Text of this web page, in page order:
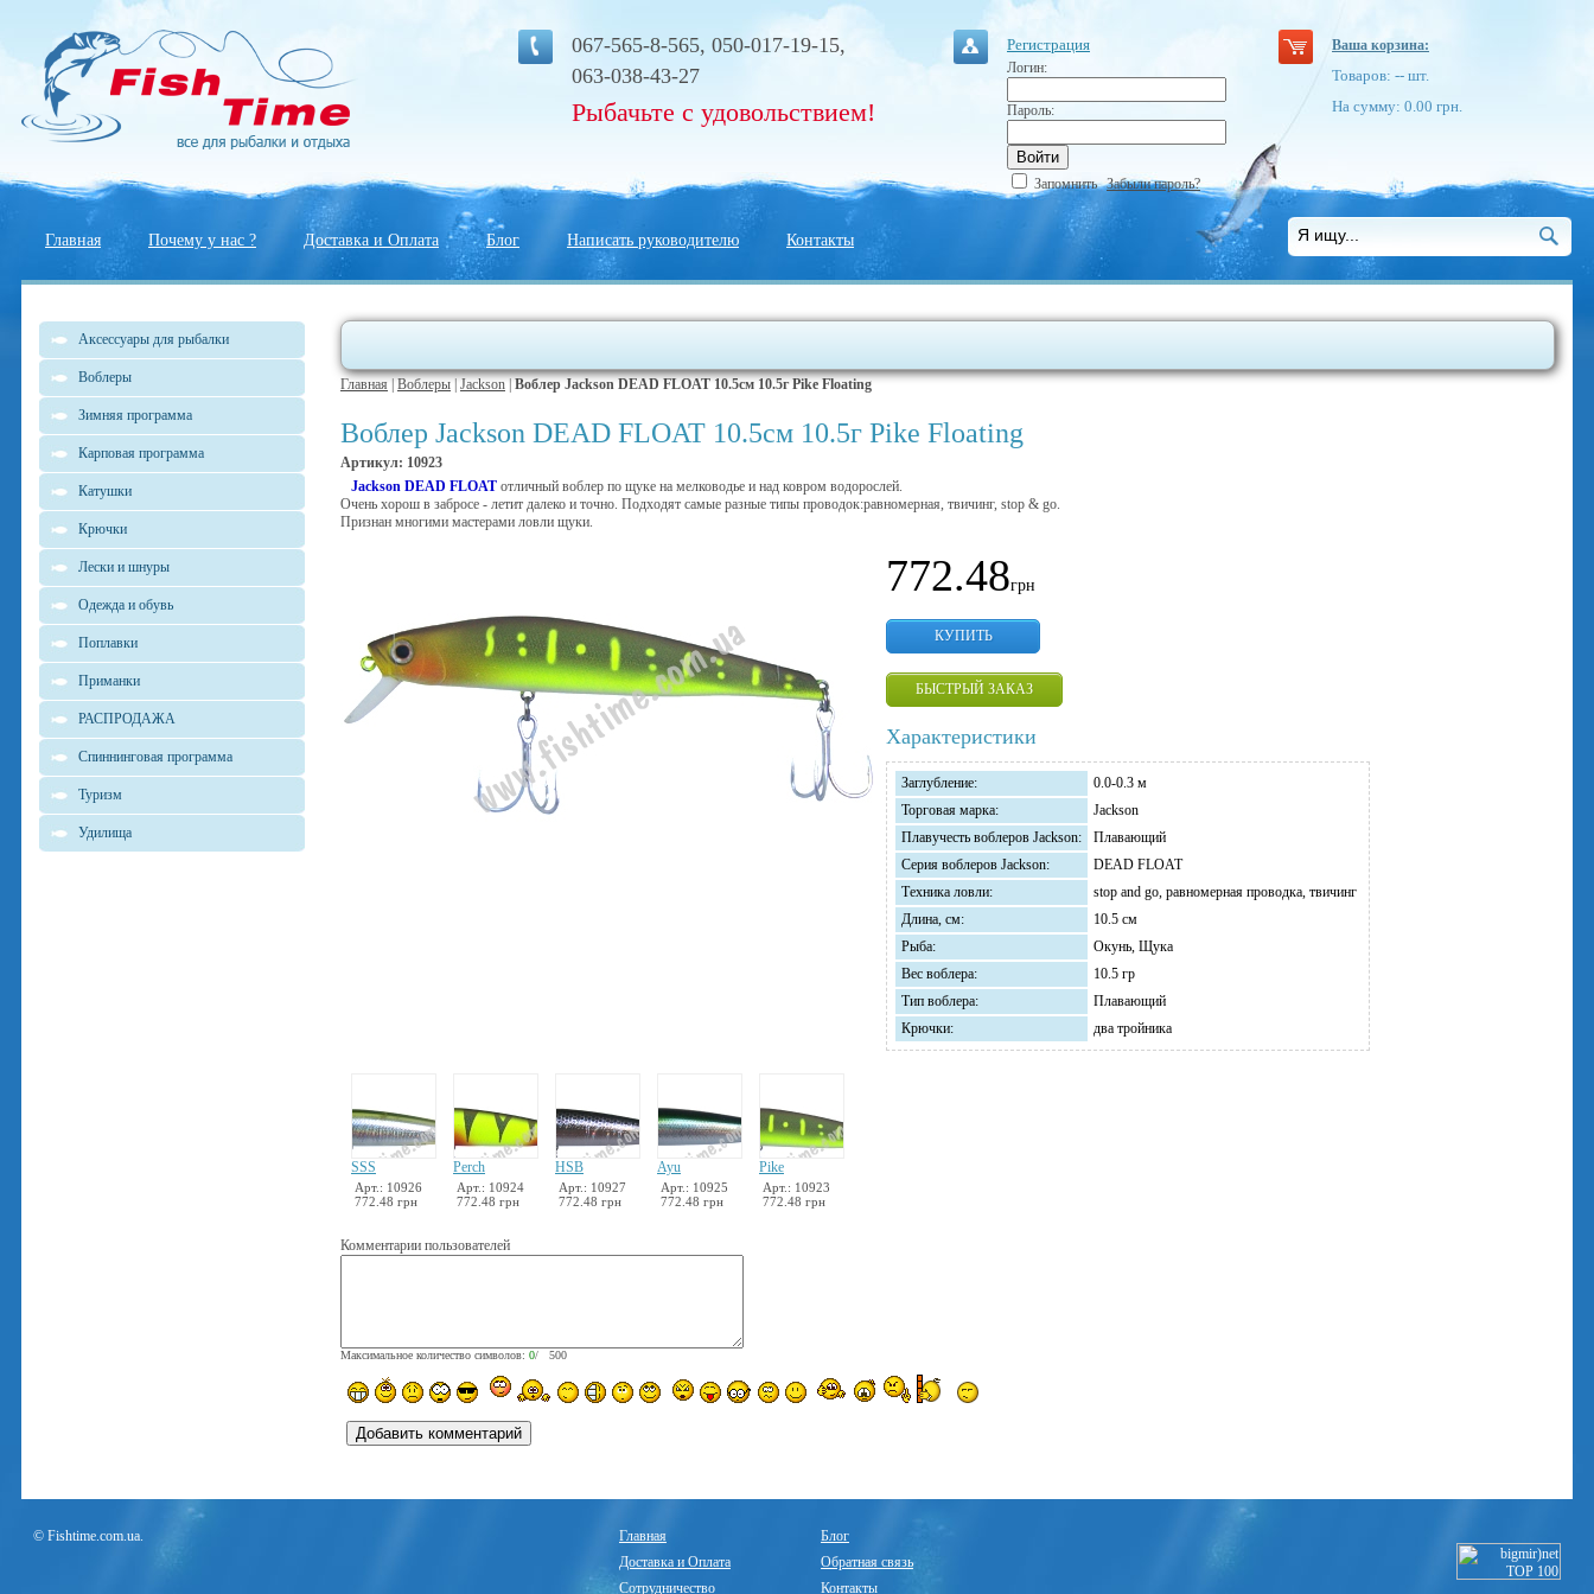
067-565-8-565, 050-017-19-15,
063-038-43-27
Рыбачьте с удовольствием!
Регистрация
Логин:
Пароль:
Запомнить Забыли пароль?
Ваша корзина:
Товаров: -- шт.
На сумму: 0.00 грн.
Главная Почему у нас ? Доставка и Оплата Блог Написать руководителю Контакты
Аксессуары для рыбалки
Воблеры
Зимняя программа
Карповая программа
Катушки
Крючки
Лески и шнуры
Одежда и обувь
Поплавки
Приманки
РАСПРОДАЖА
Спиннинговая программа
Туризм
Удилища
Главная Воблеры Jackson Воблер Jackson DEAD FLOAT 10.5см 10.5г Pike Floating
Воблер Jackson DEAD FLOAT 10.5см 10.5г Pike Floating
Артикул: 10923
Jackson DEAD FLOAT отличный воблер по щуке на мелководье и над ковром водорослей.
Очень хорош в забросе - летит далеко и точно. Подходят самые разные типы проводок:равномерная, твичинг, stop & go.
Признан многими мастерами ловли щуки.
772.48грн
КУПИТЬ
БЫСТРЫЙ ЗАКАЗ
Характеристики
Заглубление:
0.0-0.3 м
Торговая марка:
Jackson
Плавучесть воблеров Jackson:
Плавающий
Серия воблеров Jackson:
DEAD FLOAT
Техника ловли:
stop and go, равномерная проводка, твичинг
Длина, см:
10.5 см
Рыба:
Окунь, Щука
Вес воблера:
10.5 гр
Тип воблера:
Плавающий
Крючки:
два тройника
SSS
Арт.: 10926
772.48 грн
Perch
Арт.: 10924
772.48 грн
HSB
Арт.: 10927
772.48 грн
Ayu
Арт.: 10925
772.48 грн
Pike
Арт.: 10923
772.48 грн
Комментарии пользователей
Максимальное количество символов: 0/ 500
© Fishtime.com.ua.
Главная
Доставка и Оплата
Сотрудничество
Блог
Обратная связь
Контакты